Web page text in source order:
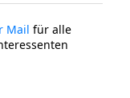
Mail für alle